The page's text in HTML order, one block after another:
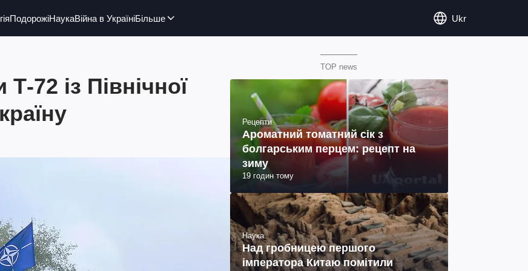
ПодорожіНаукаВійна в УкраїніБільше Ukr
72 із Північної
TOP news
Рецепти
Ароматний томатний сік з
болгарським перцем: рецепт на
зиму
19 годин тому
Наука
Над гробницею першого
імператора Китаю помітили